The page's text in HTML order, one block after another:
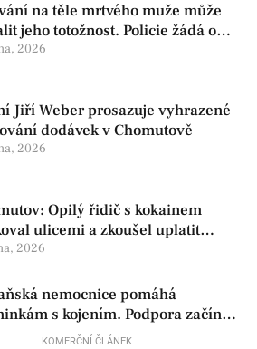
na těle mrtvého muže může
jeho totožnost. Policie žádá o
2026
Jiří Weber prosazuje vyhrazené
dodávek v Chomutově
2026
Opilý řidič s kokainem
ulicemi a zkoušel uplatit
2026
nemocnice pomáhá
s kojením. Podpora začíná
porodem
KOMERČNÍ ČLÁNEK